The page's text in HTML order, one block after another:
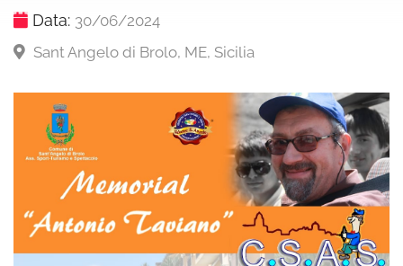
Data: 30/06/2024
Sant Angelo di Brolo, ME, Sicilia